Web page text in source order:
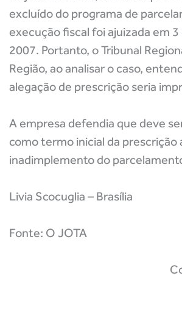
excluído do programa de
execução fiscal foi ajuizada em 3
2007. Portanto, o Tribunal
Região, ao analisar o caso,
alegação de prescrição seria
A empresa defendia que deve
como termo inicial da prescrição
inadimplemento do
Livia Scocuglia – Brasília
Fonte: O JOTA